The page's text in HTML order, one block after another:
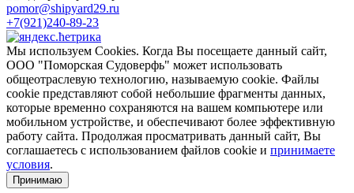
pomor@shipyard29.ru
+7(921)240-89-23
Мы используем Cookies. Когда Вы посещаете данный сайт,
ООО "Поморская Судоверфь" может использовать
общеотраслевую технологию, называемую cookie. Файлы
cookie представляют собой небольшие фрагменты данных,
которые временно сохраняются на вашем компьютере или
мобильном устройстве, и обеспечивают более эффективную
работу сайта. Продолжая просматривать данный сайт, Вы
соглашаетесь с использованием файлов cookie и принимаете
условия.
Принимаю